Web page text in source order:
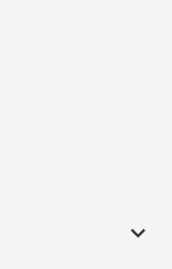
keyboard_arrow_down